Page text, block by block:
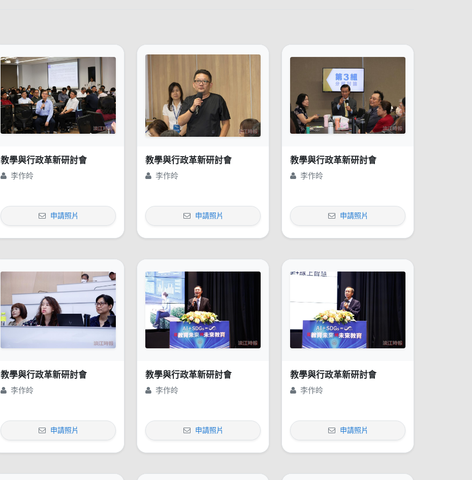
教學與行政革新研討會
李作皊
申請照片
教學與行政革新研討會
李作皊
申請照片
教學與行政革新研討會
李作皊
申請照片
教學與行政革新研討會
李作皊
申請照片
教學與行政革新研討會
李作皊
申請照片
教學與行政革新研討會
李作皊
申請照片